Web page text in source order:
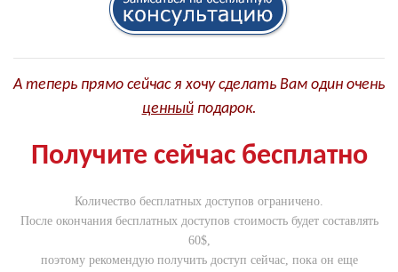
А теперь прямо сейчас я хочу сделать Вам один очень
ценныйподарок.
Получите сейчас бесплатно
Количество бесплатных доступов ограничено.
После окончания бесплатных доступов стоимость будет составлять
60$,
поэтому рекомендую получить доступ сейчас, пока он еще